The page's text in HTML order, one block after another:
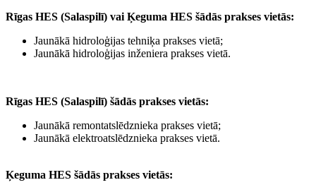
Rīgas HES (Salaspilī) vai Ķeguma HES šādās prakses vietās:
Jaunākā hidroloģijas tehniķa prakses vietā;
Jaunākā hidroloģijas inženiera prakses vietā.
Rīgas HES (Salaspilī) šādās prakses vietās:
Jaunākā remontatslēdznieka prakses vietā;
Jaunākā elektroatslēdznieka prakses vietā.
Ķeguma HES šādās prakses vietās: